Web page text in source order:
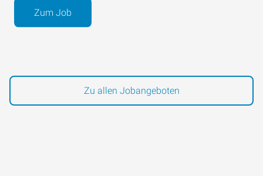
Zum Job
Zu allen Jobangeboten